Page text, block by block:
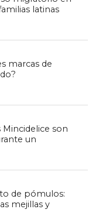
latinas
marcas de
son
un
de pómulos:
mejillas y